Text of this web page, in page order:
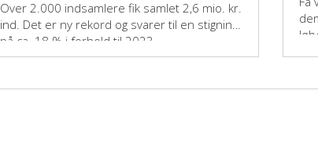
Over 2.000 indsamlere fik samlet 2,6 mio. kr.
ind. Det er ny rekord og svarer til en stigning
på ca. 18 % i forhold til 2023.